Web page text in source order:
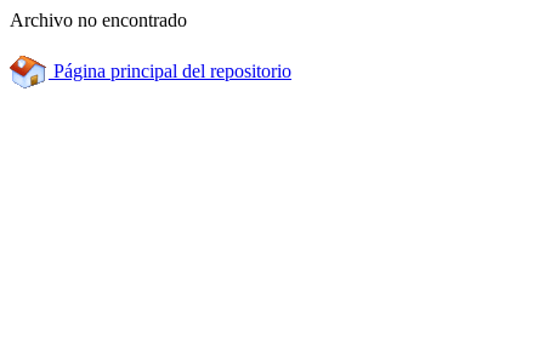
Archivo no encontrado
Página principal del repositorio